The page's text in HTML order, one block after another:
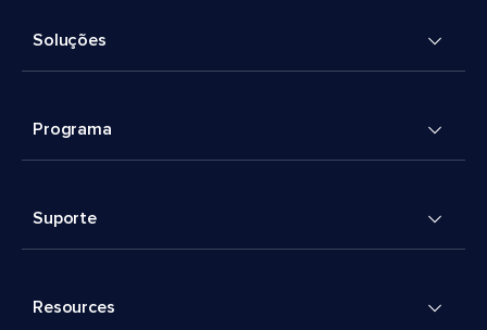
Soluções
Programa
Suporte
Resources